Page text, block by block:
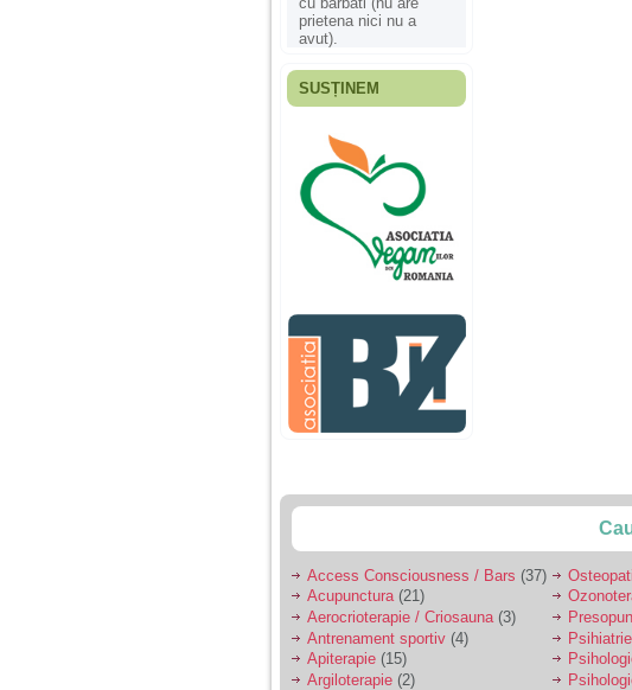
prietena nici nu a
avut).
Fiica mea s-a nascut
ani, privind in urma
realizez cat de multe
greseli am facut in
educatia si cresterea
ei, am fost o mama
egoista, preocupata
de implinirea
profesionala, cand ea
era mica am neglijat-
agresiva, orice
greseala era taxata cu
o palma sau pedepse.
De 4 ani am o relatie
serioasa cu un barbat
sa se manifeste o
Ma aflu aici pentru ca
vreau sa stiu daca am
nevoie de un psiholog
sau psihiatru.
SUSȚINEM
Access Consciousness / Bars (37)
Acupunctura(21)
Aerocrioterapie / Criosauna (3)
Antrenament sportiv (4)
Apiterapie (15)
Argiloterapie (2)
Psihiatrie